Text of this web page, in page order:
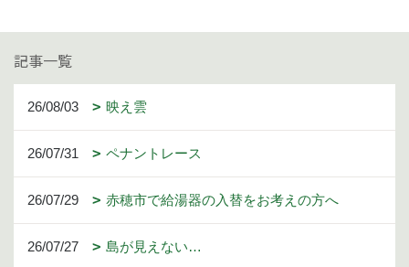
記事一覧
26/08/03 映え雲
26/07/31 ペナントレース
26/07/29 赤穂市で給湯器の入替をお考えの方へ
26/07/27 島が見えない…